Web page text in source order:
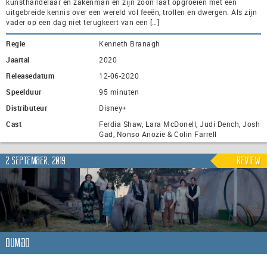
uitgebreide kennis over een wereld vol feeën, trollen en dwergen. Als zijn
vader op een dag niet terugkeert van een […]
Regie
Kenneth Branagh
Jaartal
2020
Releasedatum
12-06-2020
Speelduur
95 minuten
Distributeur
Disney+
Cast
Ferdia Shaw, Lara McDonell, Judi Dench, Josh
Gad, Nonso Anozie & Colin Farrell
2 september, 2019 Review
Dumbo